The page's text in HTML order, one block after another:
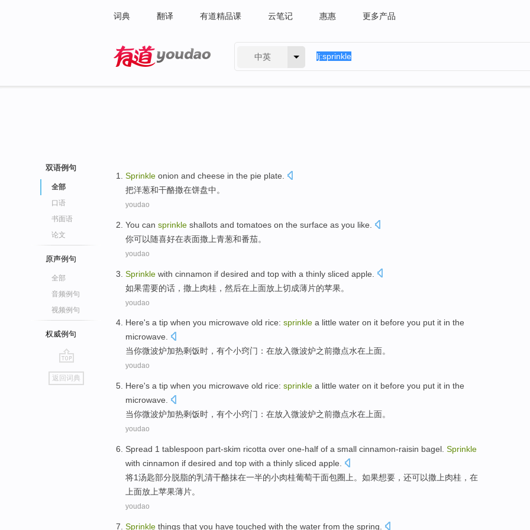
词典 翻译 有道精品课 云笔记 惠惠 更多产品
中英
双语例句
全部
口语
书面语
论文
原声例句
全部
音频例句
视频例句
权威例句
go
top
返回词典
Sprinkle onion and cheese in the pie plate
把洋葱和干酪撒在饼盘中 。
youdao
You can sprinkle shallots and tomatoes on the surface as you like.
你可以随喜好在表面撒 上青葱和番茄。
youdao
Sprinkle with cinnamon if desired and top with a thinly sliced apple
如果需要的话 ， 撒上肉桂 ，然后在 上面放上切成薄片的苹果。
youdao
Here's a tip when you microwave old rice: sprinkle a little water on it before you put it in the
microwave.
当你微波炉加热剩饭时， 有个小窍门 ： 在放入微波炉之前撒点水在上面。
youdao
Here's a tip when you microwave old rice: sprinkle a little water on it before you put it in the
microwave.
当你微波炉加热剩饭时， 有个小窍门 ： 在放入微波炉之前撒点水在上面。
youdao
Spread 1 tablespoon part-skim ricotta over one-half of a small cinnamon-raisin bagel. Sprinkle
with cinnamon if desired and top with a thinly sliced apple
将1汤匙部分脱脂的乳清干酪抹在一半的小肉桂葡萄干面包圈上。 如果想要 ，还可以撒上肉桂，在
上面放上苹果薄片。
youdao
Sprinkle things that you have touched with the water from the spring.